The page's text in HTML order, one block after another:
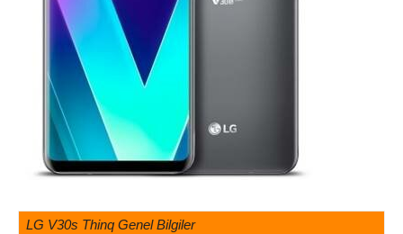
LG V30s Thinq Genel Bilgiler